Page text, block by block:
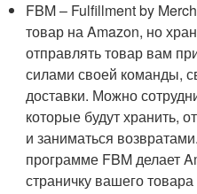
FBM – Fulfillment by
товар на Amazon, но
отправлять товар вам
силами своей команды,
доставки. Можно
которые будут хранить,
и заниматься
программе FBM делает
страничку вашего